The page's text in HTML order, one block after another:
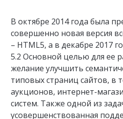
В октябре 2014 года была
совершенно новая версия
– HTML5, а в декабре 2017
5.2 Основной целью для ее
желание улучшить
типовых страниц сайтов, в
аукционов, интернет-
систем. Также одной из
усовершенствованная